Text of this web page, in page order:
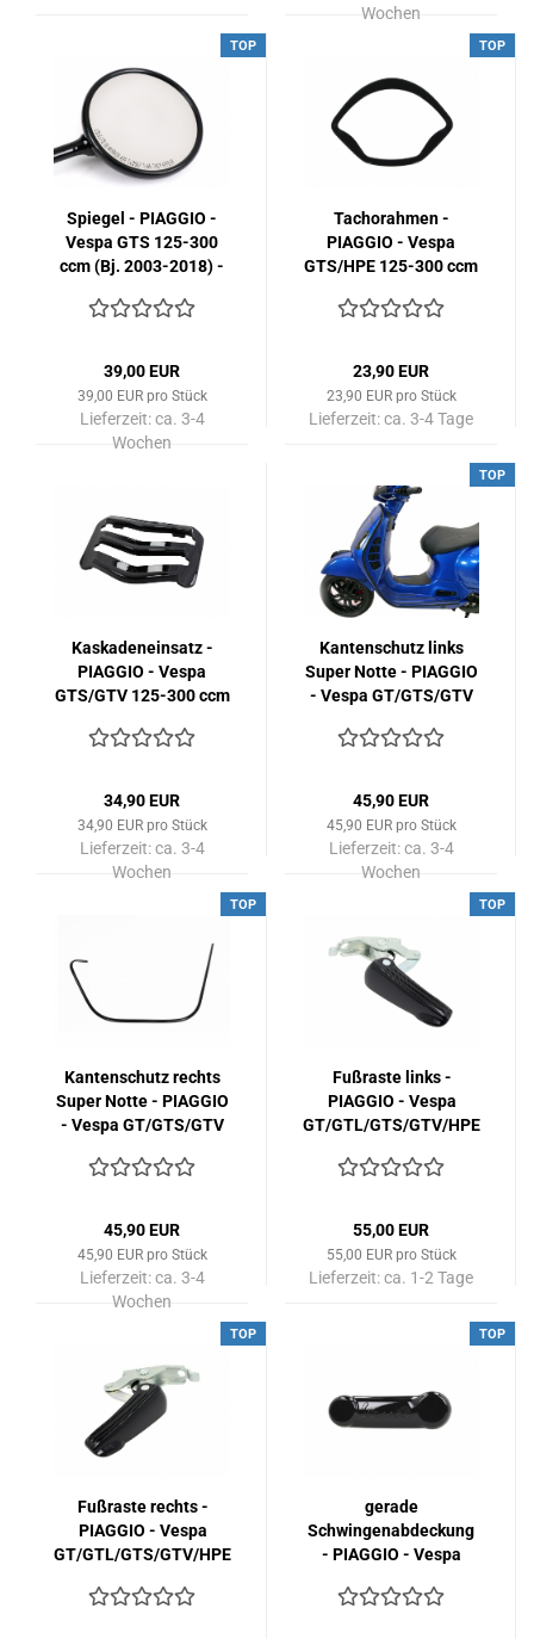
Wochen
TOP
Spiegel - PIAGGIO -
Vespa GTS 125-300
ccm (Bj. 2003-2018) -
39,00 EUR
39,00 EUR pro Stück
Lieferzeit:ca. 3-4
Wochen
TOP
Tachorahmen -
PIAGGIO - Vespa
GTS/HPE 125-300 ccm
schwarz-glänzend
23,90 EUR
23,90 EUR pro Stück
Lieferzeit:ca. 3-4 Tage
Kaskadeneinsatz -
PIAGGIO - Vespa
GTS/GTV 125-300 ccm
schwarz-glänzend
34,90 EUR
34,90 EUR pro Stück
Lieferzeit:ca. 3-4
Wochen
TOP
Kantenschutz links
Super Notte - PIAGGIO
- Vespa GT/GTS/GTV
2018) - schwarz
45,90 EUR
45,90 EUR pro Stück
Lieferzeit:ca. 3-4
Wochen
TOP
Kantenschutz rechts
Super Notte - PIAGGIO
- Vespa GT/GTS/GTV
2018) - schwarz
45,90 EUR
45,90 EUR pro Stück
Lieferzeit:ca. 3-4
Wochen
TOP
Fußraste links -
PIAGGIO - Vespa
GT/GTL/GTS/GTV/HPE
schwarz-glänzend
55,00 EUR
55,00 EUR pro Stück
Lieferzeit:ca. 1-2 Tage
TOP
Fußraste rechts -
PIAGGIO - Vespa
GT/GTL/GTS/GTV/HPE
schwarz-glänzend
TOP
gerade
Schwingenabdeckung
- PIAGGIO - Vespa
310 ccm (Bj. 2003-